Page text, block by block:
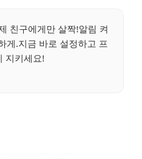
친구에게만 살짝!알림 켜
게.지금 바로 설정하고 프
지키세요!